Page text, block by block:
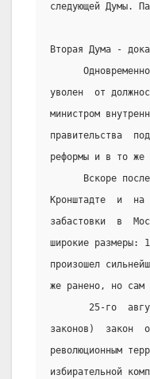
следующей Думы.
Вторая Дума -
уволен  от
министром
правительства
реформы и в то же
Вскоре
Кронштадте  и
забастовки  в
широкие размеры:
произошел
же ранено, но сам
25-го
законов)  закон
революционным
избирательной